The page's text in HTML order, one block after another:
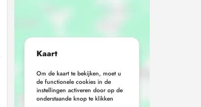
Kaart
Om de kaart te bekijken, moet u
de functionele cookies in de
instellingen activeren door op de
onderstaande knop te klikken